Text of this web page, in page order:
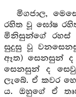
මිගජාල,
රහිත වූ ඝෝෂ
මිනිසුන්ගේ රහස්
සුදුසු වූ
ඈත) සෙනසුන් ද
සෙනසුන් ද
ලැබේ. ඒ කවර
ය. ඔහුගේ ඒ